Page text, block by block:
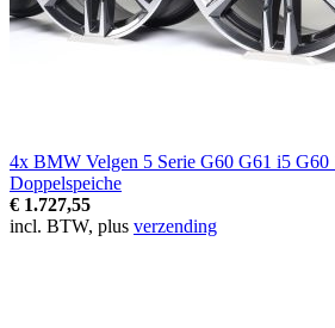
4x BMW Velgen 5 Serie G60 G61 i5
Doppelspeiche
€ 1.727,55
incl. BTW, plus verzending